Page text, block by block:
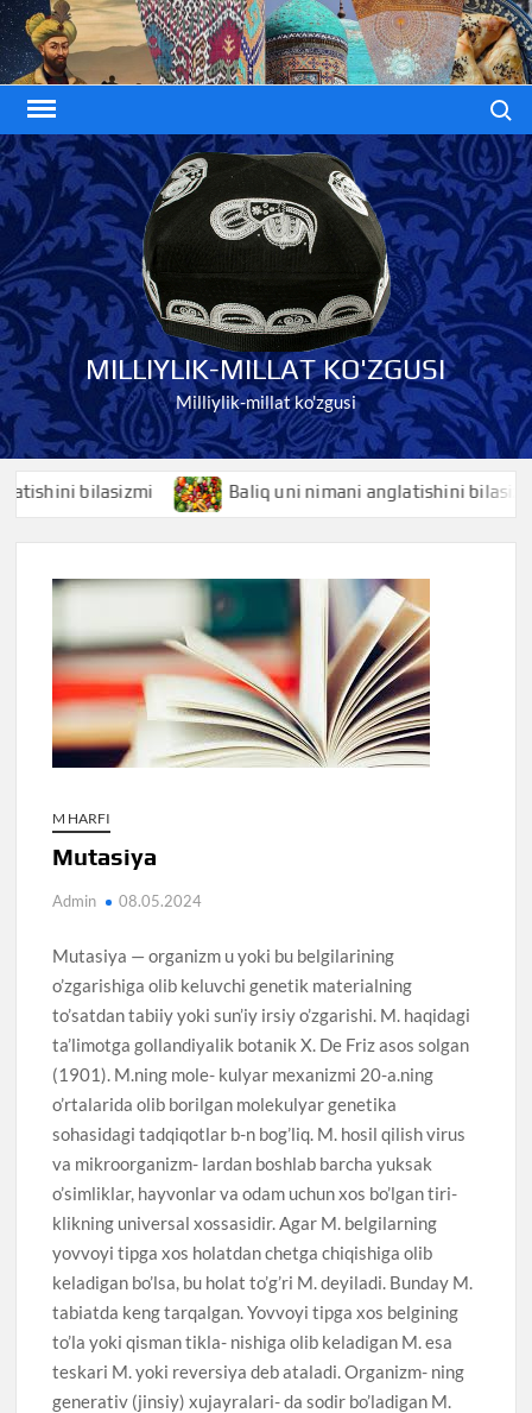
Skip
to
content
MILLIYLIK-MILLAT KO'ZGUSI
Milliylik-millat ko'zgusi
bilasizmi Baliq uni nimani anglatishini bilasizmi
M HARFI
Mutasiya
Admin 08.05.2024
Mutasiya — organizm u yoki bu belgilarining
o’zgarishiga olib keluvchi genetik materialning
to’satdan tabiiy yoki sun’iy irsiy o’zgarishi. M. haqidagi
ta’limotga gollandiyalik botanik X. De Friz asos solgan
(1901). M.ning mole- kulyar mexanizmi 20-a.ning
o’rtalarida olib borilgan molekulyar genetika
sohasidagi tadqiqotlar b-n bog’liq. M. hosil qilish virus
va mikroorganizm- lardan boshlab barcha yuksak
o’simliklar, hayvonlar va odam uchun xos bo’lgan tiri-
klikning universal xossasidir. Agar M. belgilarning
yovvoyi tipga xos holatdan chetga chiqishiga olib
keladigan bo’lsa, bu holat to’g’ri M. deyiladi. Bunday M.
tabiatda keng tarqalgan. Yovvoyi tipga xos belgining
to’la yoki qisman tikla- nishiga olib keladigan M. esa
teskari M. yoki reversiya deb ataladi. Organizm- ning
generativ (jinsiy) xujayralari- da sodir bo’ladigan M.